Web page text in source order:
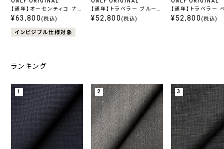
【通年】オーセンティコ ナチ
ュラルストレッチ グレーチェ
¥63,800 (税込)
インビジブル仕様対象
【通年】トラベラー ブルーチ
ェック
¥52,800 (税込)
【通年】トラベラー ベージュ
チェック
¥52,800 (税込)
ランキング
1 2 3